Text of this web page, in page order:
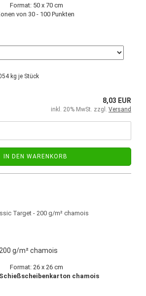
Format: 50 x 70 cm
von 30 - 100 Punkten
kg je Stück
8,03 EUR
inkl. 20% MwSt. zzgl. Versand
IN DEN WARENKORB
g/m² chamois
Format: 26 x 26 cm
Schießscheibenkarton chamois